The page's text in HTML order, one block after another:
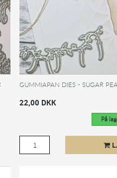
GUMMIAPAN DIES - SUGAR
22,00 DKK
På